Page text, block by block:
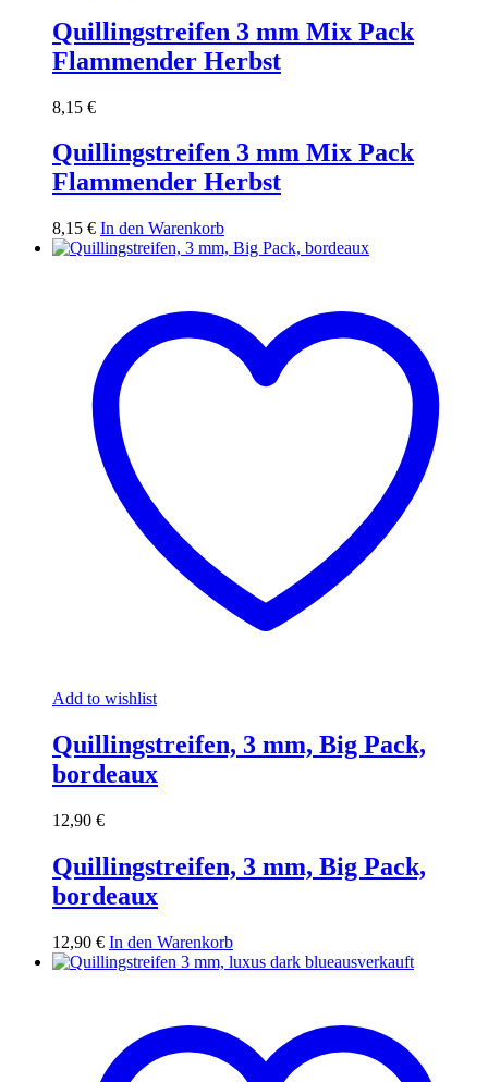
Quillingstreifen 3 mm Mix Pack
Flammender Herbst
8,15 €
Quillingstreifen 3 mm Mix Pack
Flammender Herbst
8,15 € In den Warenkorb
Add to wishlist
Quillingstreifen, 3 mm, Big Pack,
bordeaux
12,90 €
Quillingstreifen, 3 mm, Big Pack,
bordeaux
12,90 € In den Warenkorb
ausverkauft